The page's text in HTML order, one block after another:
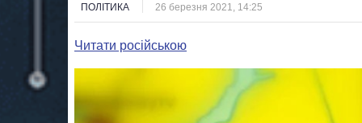
ПОЛІТИКА 26 березня 2021, 14:25
Читати російською